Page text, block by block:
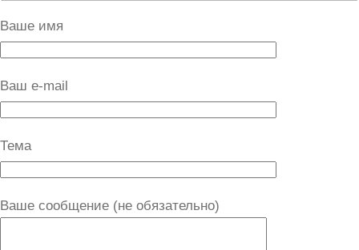
Ваше имя
Ваш e-mail
Тема
Ваше сообщение (не обязательно)